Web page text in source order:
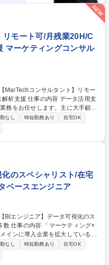
リモート可/月残業20H/C
マーケティングコンサル
データ活用支
務をお任せします。主に大手顧客
のツール導入支援、データ分析に
（CDP・MA・アクセス解析等）
よび改善施策の立案・提案■データ
改善（実装はエンジニア部門が担
ティング■製品トレーニング・活
セス解析支援
なし 時短勤務あり
在宅OK
化のスペシャリスト/在宅
ベースエンジニア
ング×
インに導入企業を拡大している当
案件増加による増員採用となりま
開発、複数のデータソースからの
なし 時短勤務あり
在宅OK